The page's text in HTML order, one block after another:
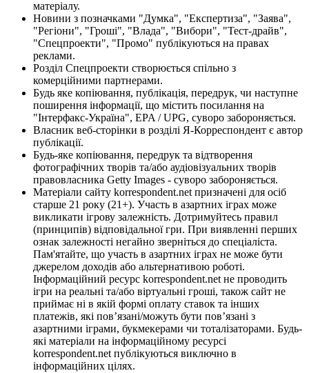
матеріалу.
Новини з позначками "Думка", "Експертиза", "Заява",
"Регіони", "Гроші", "Влада", "Вибори", "Тест-драйв",
"Спецпроекти", "Промо" публікуються на правах
реклами.
Розділ Спецпроекти створюється спільно з
комерційними партнерами.
Будь яке копіювання, публікація, передрук, чи наступне
поширення інформації, що містить посилання на
"Інтерфакс-Україна", EPA / UPG, суворо забороняється.
Власник веб-сторінки в розділі Я-Корреспондент є автор
публікації.
Будь-яке копіювання, передрук та відтворення
фотографічних творів та/або аудіовізуальних творів
правовласника Getty Images - суворо забороняється.
Матеріали сайту korrespondent.net призначені для осіб
старше 21 року (21+). Участь в азартних іграх може
викликати ігрову залежність. Дотримуйтесь правил
(принципів) відповідальної гри. При виявленні перших
ознак залежності негайно зверніться до спеціаліста.
Пам'ятайте, що участь в азартних іграх не може бути
джерелом доходів або альтернативою роботі.
Інформаційний ресурс korrespondent.net не проводить
ігри на реальні та/або віртуальні гроші, також сайт не
приймає ні в якій формі оплату ставок та інших
платежів, які пов’язані/можуть бути пов’язані з
азартними іграми, букмекерами чи тоталізаторами. Будь-
які матеріали на інформаційному ресурсі
korrespondent.net публікуються виключно в
інформаційних цілях.